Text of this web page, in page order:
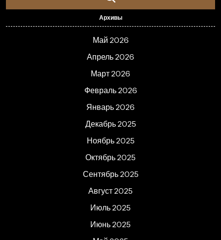
Архивы
Май 2026
Апрель 2026
Март 2026
Февраль 2026
Январь 2026
Декабрь 2025
Ноябрь 2025
Октябрь 2025
Сентябрь 2025
Август 2025
Июль 2025
Июнь 2025